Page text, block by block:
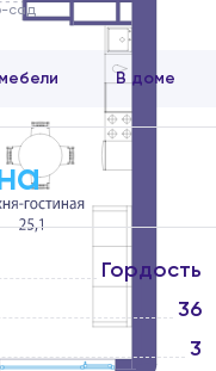
В доме
сад
Гордость
36
3